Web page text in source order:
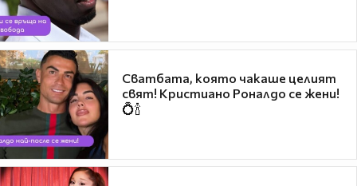
Сватбата, която чакаше целият
свят! Кристиано Роналдо се жени!
💍🍾